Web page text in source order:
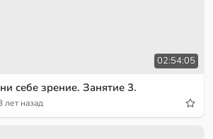
02:54:05
себе зрение. Занятие 3.
лет назад